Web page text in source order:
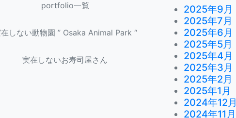
portfolio一覧
しない動物園 ” Osaka Animal Park “
実在しないお寿司屋さん
2025年9月
2025年7月
2025年6月
2025年5月
2025年4月
2025年3月
2025年2月
2025年1月
2024年12月
2024年11月